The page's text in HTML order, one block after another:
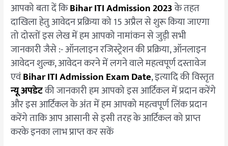
आपको बता दें किBihar ITI Admission 2023के तहत
दाखिला हेतु आवेदन प्रक्रिया को 15 अप्रैल से शुरू किया जाएगा
तो दोस्तों इस लेख में हम आपको नामांकन से जुड़ी सभी
जानकारी जैसे :- ऑनलाइन रजिस्ट्रेशन की प्रक्रिया, ऑनलाइन
आवेदन शुल्क, आवेदन करने में लगने वाले महत्वपूर्ण दस्तावेज
एवंBihar ITI Admission Exam Date, इत्यादि की विस्तृत
न्यू अपडेटकी जानकारी हम आपको इस आर्टिकल में प्रदान करेंगे
और इस आर्टिकल के अंत में हम आपको महत्वपूर्ण लिंक प्रदान
करेंगे ताकि आप आसानी से इसी तरह के आर्टिकल को प्राप्त
करके इनका लाभ प्राप्त कर सकें